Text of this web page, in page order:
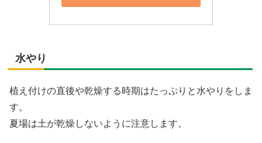
水やり
植え付けの直後や乾燥する時期はたっぷりと水やりをしま
す。
夏場は土が乾燥しないように注意します。